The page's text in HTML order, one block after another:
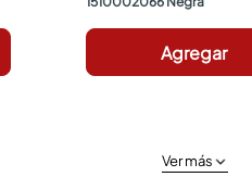
Agregar
Ver más